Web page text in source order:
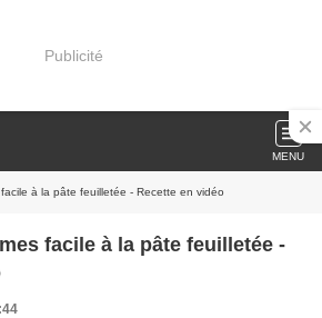
Publicité
MENU
à la pâte feuilletée - Recette en vidéo
facile à la pâte feuilletée -